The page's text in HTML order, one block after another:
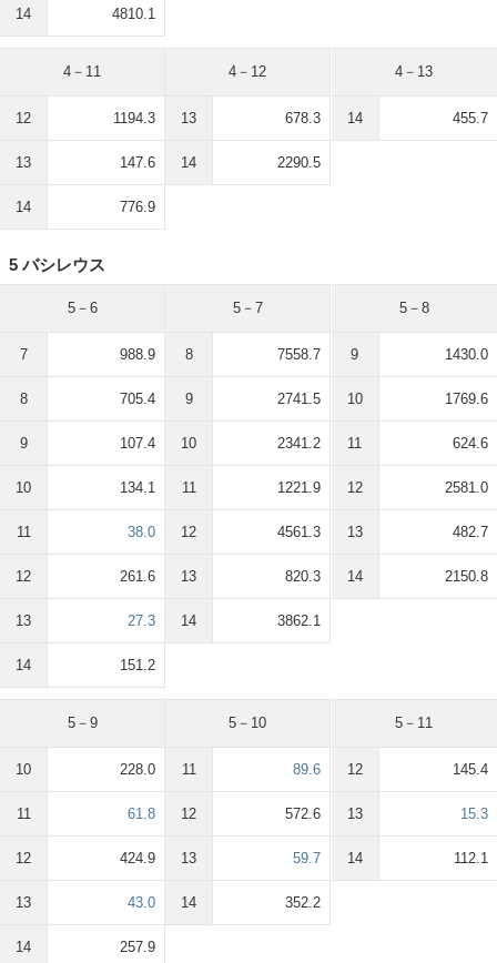
14 4810.1
4－11
12 1194.3
13 147.6
14 776.9
4－12
13 678.3
14 2290.5
4－13
14 455.7
5 バシレウス
5－6
7 988.9
8 705.4
9 107.4
10 134.1
11 38.0
12 261.6
13 27.3
14 151.2
5－7
8 7558.7
9 2741.5
10 2341.2
11 1221.9
12 4561.3
13 820.3
14 3862.1
5－8
9 1430.0
10 1769.6
11 624.6
12 2581.0
13 482.7
14 2150.8
5－9
10 228.0
11 61.8
12 424.9
13 43.0
14 257.9
5－10
11 89.6
12 572.6
13 59.7
14 352.2
5－11
12 145.4
13 15.3
14 112.1